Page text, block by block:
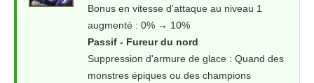
Bonus en vitesse d'attaque au niveau 1
augmenté : 0% → 10%
Passif - Fureur du nord
Suppression d'armure de glace : Quand des
monstres épiques ou des champions